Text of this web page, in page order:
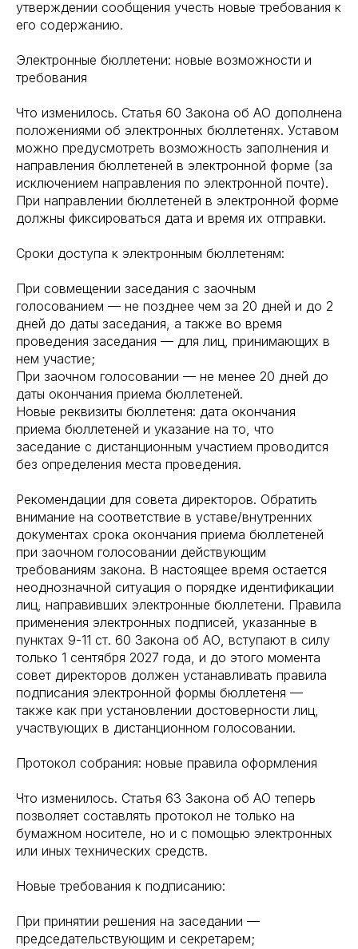
утверждении сообщения учесть новые требования к
его содержанию.
Электронные бюллетени: новые возможности и
требования
Что изменилось. Статья 60 Закона об АО дополнена
положениями об электронных бюллетенях. Уставом
можно предусмотреть возможность заполнения и
направления бюллетеней в электронной форме (за
исключением направления по электронной почте).
При направлении бюллетеней в электронной форме
должны фиксироваться дата и время их отправки.
Сроки доступа к электронным бюллетеням:
При совмещении заседания с заочным
голосованием — не позднее чем за 20 дней и до 2
дней до даты заседания, а также во время
проведения заседания — для лиц, принимающих в
нем участие;
При заочном голосовании — не менее 20 дней до
даты окончания приема бюллетеней.
Новые реквизиты бюллетеня: дата окончания
приема бюллетеней и указание на то, что
заседание с дистанционным участием проводится
без определения места проведения.
Рекомендации для совета директоров. Обратить
внимание на соответствие в уставе/внутренних
документах срока окончания приема бюллетеней
при заочном голосовании действующим
требованиям закона. В настоящее время остается
неоднозначной ситуация о порядке идентификации
лиц, направивших электронные бюллетени. Правила
применения электронных подписей, указанные в
пунктах 9-11 ст. 60 Закона об АО, вступают в силу
только 1 сентября 2027 года, и до этого момента
совет директоров должен устанавливать правила
подписания электронной формы бюллетеня —
также как при установлении достоверности лиц,
участвующих в дистанционном голосовании.
Протокол собрания: новые правила оформления
Что изменилось. Статья 63 Закона об АО теперь
позволяет составлять протокол не только на
бумажном носителе, но и с помощью электронных
или иных технических средств.
Новые требования к подписанию:
При принятии решения на заседании —
председательствующим и секретарем;